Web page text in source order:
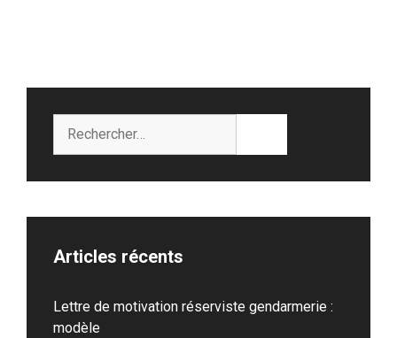
Articles récents
Lettre de motivation réserviste gendarmerie :
modèle